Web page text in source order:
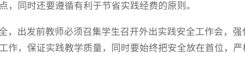
同时还要遵循有利于节省实践经费的原则。
，出发前教师必须召集学生召开外出实践安全工作会，
作，保证实践教学质量，同时要始终把安全放在首位，